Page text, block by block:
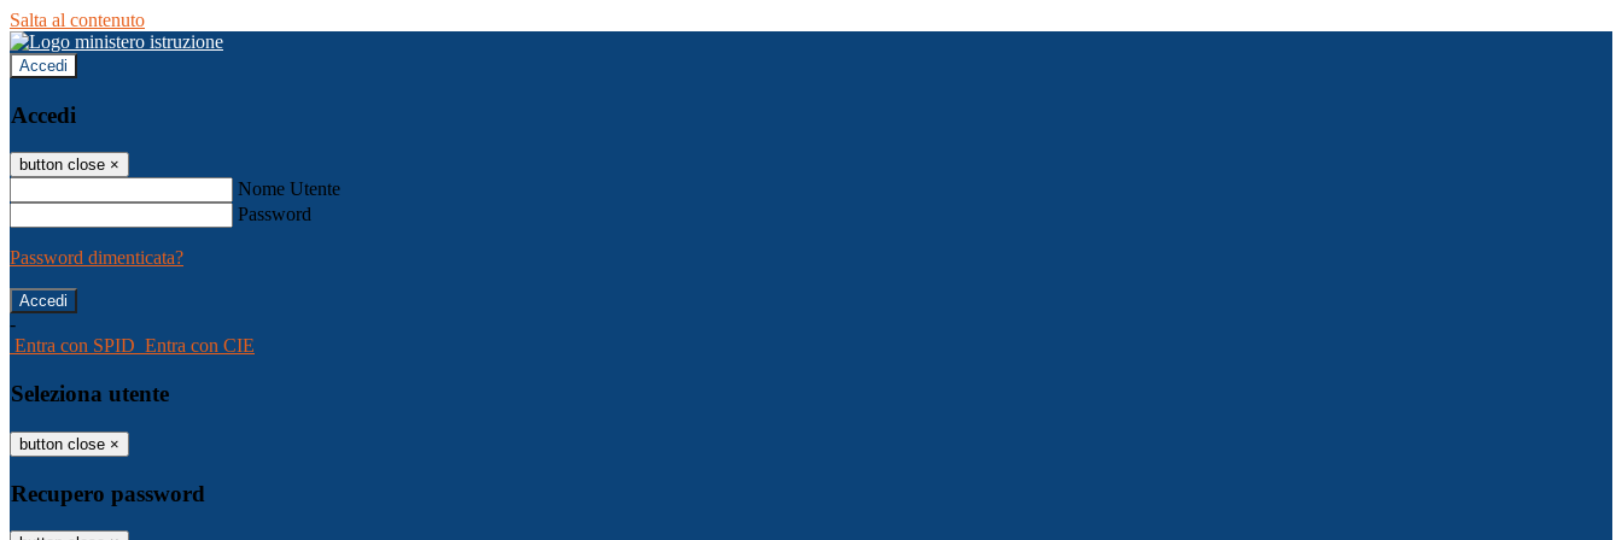
Salta al contenuto
Accedi
Accedi
button close ×
Nome Utente
Password
Password dimenticata?
-
Entra con SPID Entra con CIE
Seleziona utente
button close ×
Recupero password